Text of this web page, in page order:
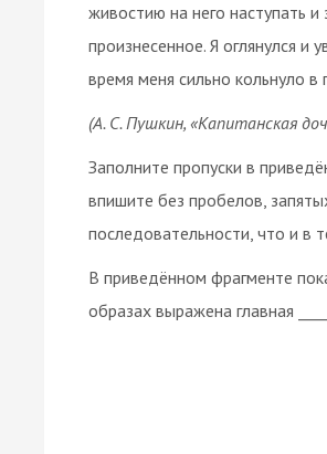
живостию на него наступать и
произнесенное. Я оглянулся и
время меня сильно кольнуло в
(А. С. Пушкин, «Капитанская
Заполните пропуски в
впишите без пробелов,
последовательности, что и в
В приведённом фрагменте
образах выражена главная